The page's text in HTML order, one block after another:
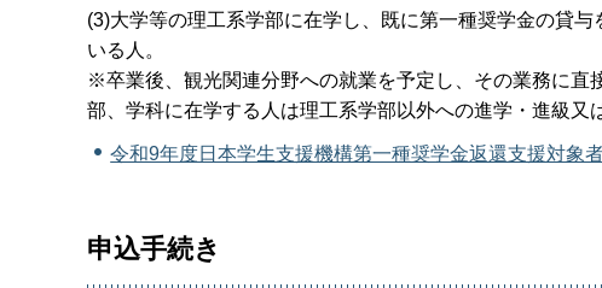
(3)大学等の理工系学部に在学し、既に第一種奨学金の貸
いる人。
※卒業後、観光関連分野への就業を予定し、その業務に直
部、学科に在学する人は理工系学部以外への進学・進級又
令和9年度日本学生支援機構第一種奨学金返還支援対象
申込手続き